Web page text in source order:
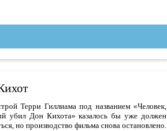
Терри Гиллиама под названием «Человек,
убил Дон Кихота» казалось бы уже должен
но производство фильма снова остановлено.